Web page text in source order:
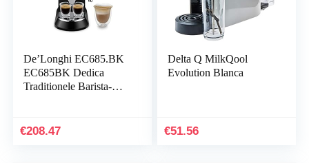
De’Longhi EC685.BK
EC685BK Dedica
Traditionele Barista-
35 x 38 cm, Zwart
€208.47
Delta Q MilkQool
Evolution Blanca
€51.56